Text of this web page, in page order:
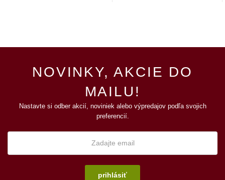
NOVINKY, AKCIE DO
MAILU!
Nastavte si odber akcií, noviniek alebo výpredajov podľa svojich
preferencií.
prihlásiť